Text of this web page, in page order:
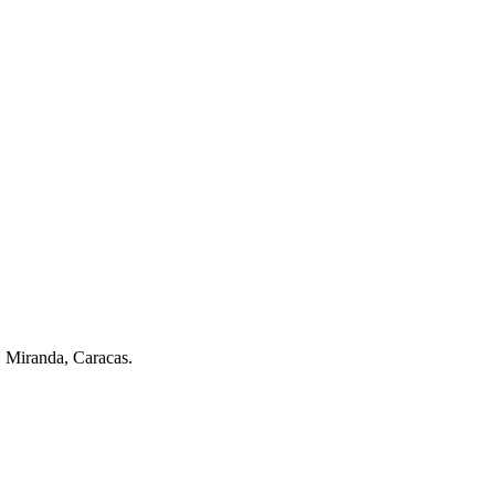
Caracas.